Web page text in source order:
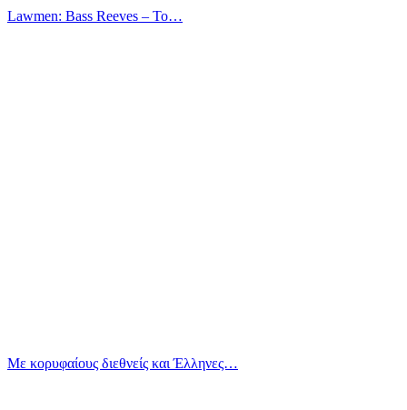
Lawmen: Bass Reeves – Το…
Με κορυφαίους διεθνείς και Έλληνες…